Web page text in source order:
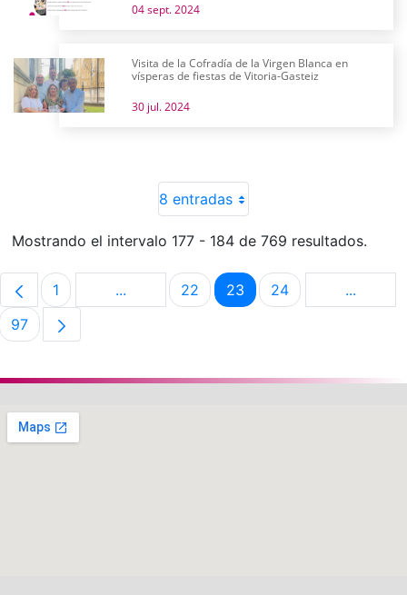
04 sept. 2024
Visita de la Cofradía de la Virgen Blanca en
vísperas de fiestas de Vitoria-Gasteiz
30 jul. 2024
8 entradas
Mostrando el intervalo 177 - 184 de 769 resultados.
Página
1 ...Páginas intermedias Use TAB para
Página
22 Página
23 Página
24 ...
Página
97